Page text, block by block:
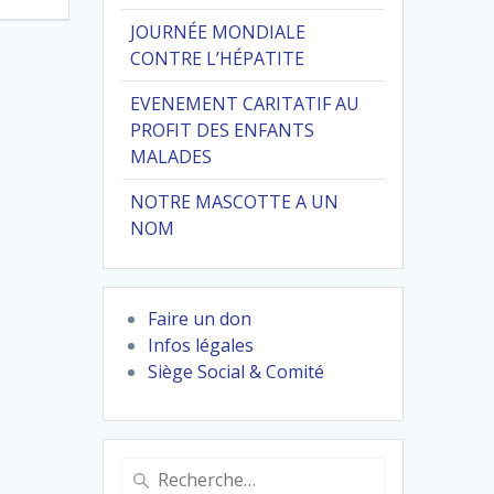
JOURNÉE MONDIALE
CONTRE L’HÉPATITE
EVENEMENT CARITATIF AU
PROFIT DES ENFANTS
MALADES
NOTRE MASCOTTE A UN
NOM
Faire un don
Infos légales
Siège Social & Comité
Recherche